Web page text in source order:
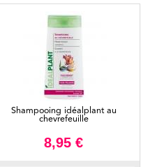
Shampooing idéalplant au
chevrefeuille
8,95 €